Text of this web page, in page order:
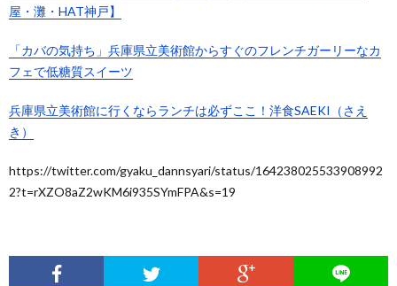
屋・灘・HAT神戸】
「カバの気持ち」兵庫県立美術館からすぐのフレンチガーリーなカ
フェで低糖質スイーツ
兵庫県立美術館に行くならランチは必ずここ！洋食SAEKI（さえ
き）
https://twitter.com/gyaku_dannsyari/status/164238025533908992
2?t=rXZO8aZ2wKM6i935SYmFPA&s=19